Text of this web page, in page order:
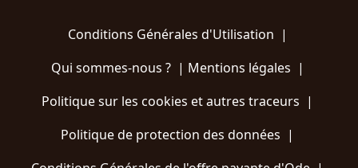
Conditions Générales d'Utilisation |
Qui sommes-nous ?| Mentions légales |
Politique sur les cookies et autres traceurs |
Politique de protection des données |